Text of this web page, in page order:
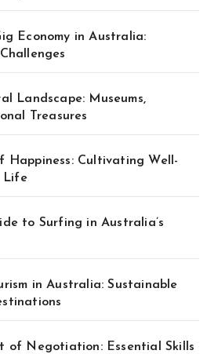
Economy in Australia:
Landscape: Museums,
Treasures
Happiness: Cultivating Well-
Life
to Surfing in Australia’s
in Australia: Sustainable
of Negotiation: Essential Skills